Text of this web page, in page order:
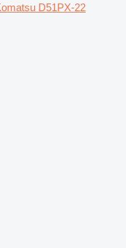
D51PX-22